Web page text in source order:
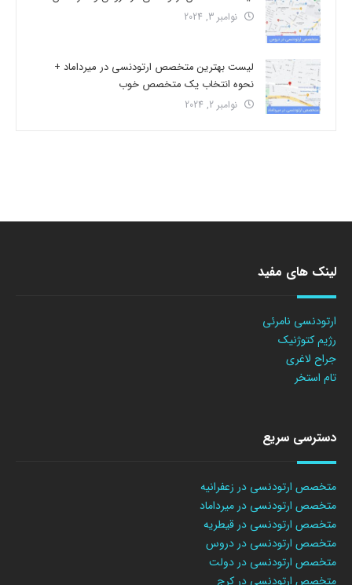
نوامبر 3, 2024
لیست بهترین متخصص ارتودنسی در میرداماد +
نحوه انتخاب یک متخصص خوب
نوامبر 2, 2024
لینک های مفید
ارتودنسی نامرئی
رژیم کتوژنیک
جراح لاغری
تام استخر
دسترسی سریع
متخصص ارتودنسی در زعفرانیه
متخصص ارتودنسی در میرداماد
متخصص ارتودنسی در قیطریه
متخصص ارتودنسی در دروس
متخصص ارتودنسی در دولت
متخصص ارتودنسی در کرج